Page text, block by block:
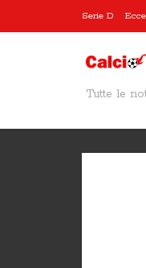
Serie D
Tutte le